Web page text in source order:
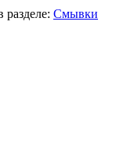
разделе: Смывки